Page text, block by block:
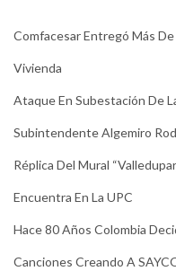
Comfacesar Entregó Más
Vivienda
Ataque En Subestación De
Subintendente Algemiro
Réplica Del Mural
Encuentra En La UPC
Hace 80 Años Colombia
Canciones Creando A